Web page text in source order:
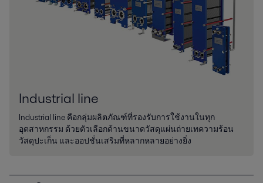
Industrial line
Industrial line คือกลุ่มผลิตภัณฑ์ที่รองรับการใช้งานในทุก
อุตสาหกรรม ด้วยตัวเลือกด้านขนาดวัสดุแผ่นถ่ายเทความร้อน
วัสดุปะเก็น และออปชั่นเสริมที่หลากหลายอย่างยิ่ง